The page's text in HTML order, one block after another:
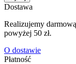
Dostawa
Realizujemy
powyżej 50 zł.
O dostawie
Płatność